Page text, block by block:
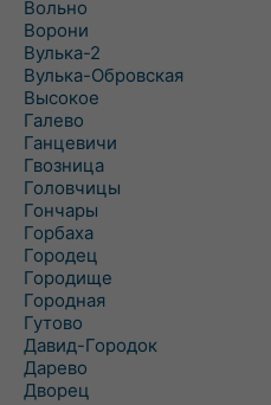
Вольно
Ворони
Вулька-2
Вулька-Обровская
Высокое
Галево
Ганцевичи
Гвозница
Головчицы
Гончары
Горбаха
Городец
Городище
Городная
Гутово
Давид-Городок
Дарево
Дворец